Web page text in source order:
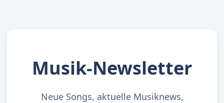
Musik-Newsletter
Neue Songs, aktuelle Musiknews,